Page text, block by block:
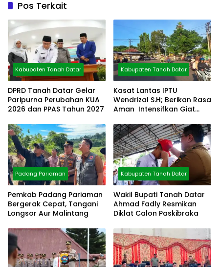
Pos Terkait
Kabupaten Tanah Datar
DPRD Tanah Datar Gelar
Paripurna Perubahan KUA
2026 dan PPAS Tahun 2027
Kabupaten Tanah Datar
Kasat Lantas IPTU
Wendrizal S.H; Berikan Rasa
Aman Intensifkan Giat
Padang Pariaman
Pemkab Padang Pariaman
Bergerak Cepat, Tangani
Longsor Aur Malintang
Kabupaten Tanah Datar
Wakil Bupati Tanah Datar
Ahmad Fadly Resmikan
Diklat Calon Paskibraka